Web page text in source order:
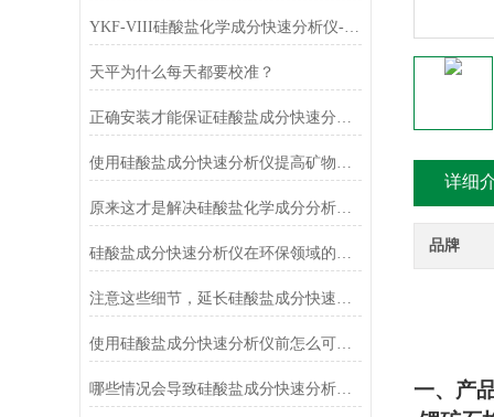
YKF-VIII硅酸盐化学成分快速分析仪-铁红中主成份Fe2O3的测定
天平为什么每天都要校准？
正确安装才能保证硅酸盐成分快速分析仪的正常运行
使用硅酸盐成分快速分析仪提高矿物加工效率
原来这才是解决硅酸盐化学成分分析常见故障的正确方法！
硅酸盐成分快速分析仪在环保领域的应用及前景
注意这些细节，延长硅酸盐成分快速分析仪使用寿命
使用硅酸盐成分快速分析仪前怎么可以不了解这些！
哪些情况会导致硅酸盐成分快速分析仪测定结果不准确？
详细
品牌
一、产